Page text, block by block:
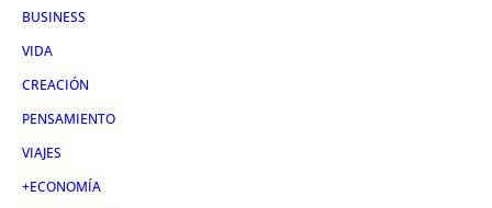
BUSINESS
VIDA
CREACIÓN
PENSAMIENTO
VIAJES
+ECONOMÍA